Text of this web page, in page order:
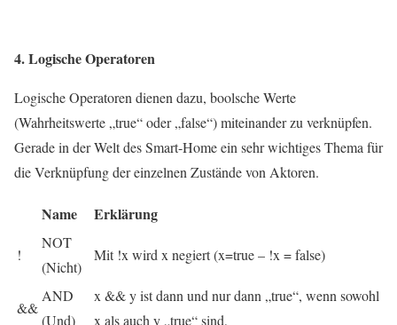
4. Logische Operatoren
Logische Operatoren dienen dazu, boolsche Werte
(Wahrheitswerte „true“ oder „false“) miteinander zu verknüpfen.
Gerade in der Welt des Smart-Home ein sehr wichtiges Thema für
die Verknüpfung der einzelnen Zustände von Aktoren.
Name Erklärung
!
NOT
(Nicht)
Mit !x wird x negiert (x=true – !x = false)
&&
AND
(Und)
x && y ist dann und nur dann „true“, wenn sowohl
x als auch y „true“ sind,